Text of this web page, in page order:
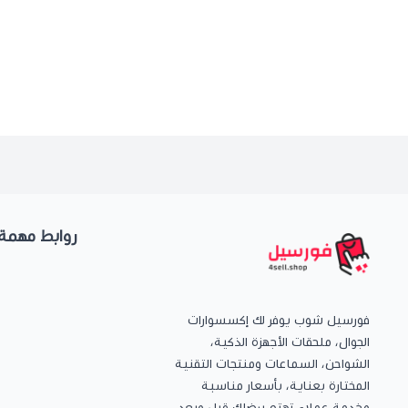
فورسيل شوب يوفر لك إكسسوارات
الجوال، ملحقات الأجهزة الذكية،
الشواحن، السماعات ومنتجات التقنية
المختارة بعناية، بأسعار مناسبة
روابط